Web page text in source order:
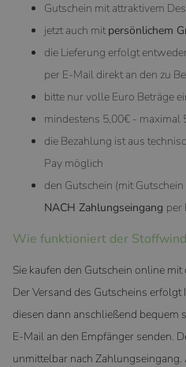
Gutschein mit attraktivem
jetzt auch mitpersönlichem
die Lieferung erfolgt
per E-Mail direkt an den zu
bitte nur volle Euro Beträge
mindestens 5,00€ - maximal
die Bezahlung ist aus
Pay möglich
den Gutschein (mit
NACH Zahlungseingang per
Wie funktioniert der
Sie kaufen den Gutschein online
Der Versand des Gutscheins erfolgt
diesen dann anschließend bequem
E-Mail an den Empfänger senden.
unmittelbar nach